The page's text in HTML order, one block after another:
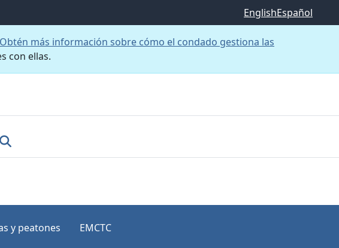
EnglishEspañol
Obtén más información sobre cómo el condado gestiona las
con ellas.
y peatones EMCTC